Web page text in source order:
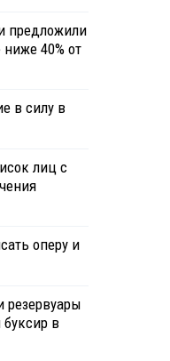
предложили
40% от
в силу в
лиц с
оперу и
резервуары
в